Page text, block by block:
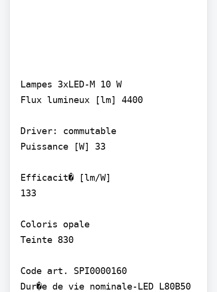
Lampes 3xLED-M 10 W
Flux lumineux [lm] 4400
Driver: commutable
Puissance [W] 33
Efficacit� [lm/W]
133
Coloris opale
Teinte 830
Code art. SPI0000160
Dur�e de vie nominale-LED L80B50